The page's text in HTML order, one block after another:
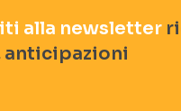
alla newsletter
anticipazioni